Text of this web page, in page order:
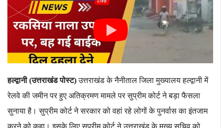
हल्द्वानी (उत्तराखंड पोस्ट) उत्तराखंड के नैनीताल जिला मुख्यालय हल्द्वानी में
रेलवे की जमीन पर हुए अतिक्रमण मामले पर सुप्रीम कोर्ट ने बड़ा फैसला
सुनाया है। सुप्रीम कोर्ट ने सरकार को वहां रहे लोगों के पुनर्वास का इंतजाम